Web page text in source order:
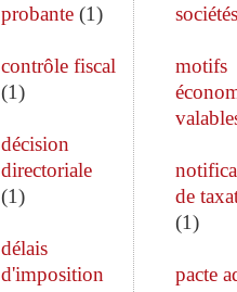
probante(1)
contrôle fiscal
(1)
décision
directoriale
(1)
délais
d'imposition
sociétés
motifs
de
(1)
pacte